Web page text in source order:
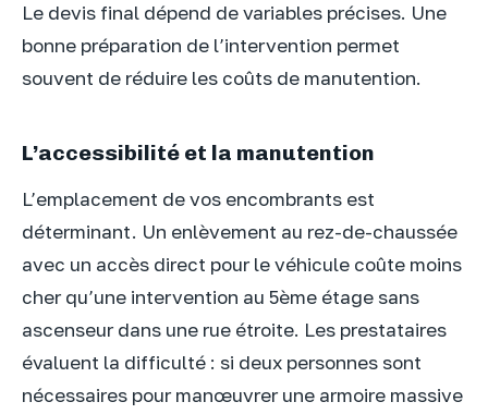
Le devis final dépend de variables précises. Une
bonne préparation de l’intervention permet
souvent de réduire les coûts de manutention.
L’accessibilité et la manutention
L’emplacement de vos encombrants est
déterminant. Un enlèvement au rez-de-chaussée
avec un accès direct pour le véhicule coûte moins
cher qu’une intervention au 5ème étage sans
ascenseur dans une rue étroite. Les prestataires
évaluent la difficulté : si deux personnes sont
nécessaires pour manœuvrer une armoire massive